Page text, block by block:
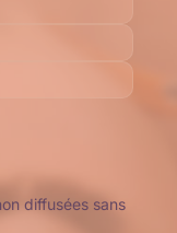
diffusées sans